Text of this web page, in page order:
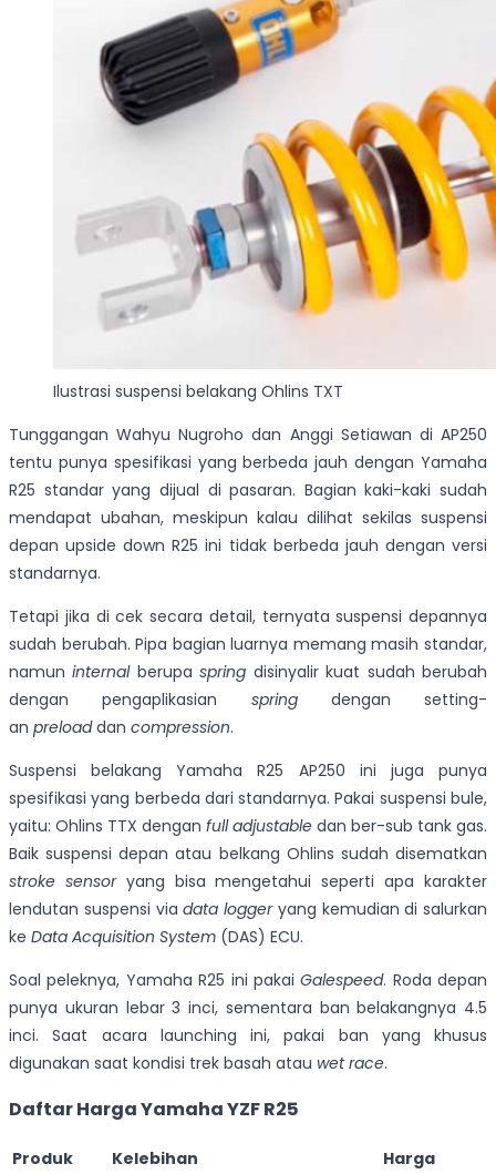
Ilustrasi suspensi belakang Ohlins TXT
Tunggangan Wahyu Nugroho dan Anggi Setiawan di AP250
tentu punya spesifikasi yang berbeda jauh dengan Yamaha
R25 standar yang dijual di pasaran. Bagian kaki-kaki sudah
mendapat ubahan, meskipun kalau dilihat sekilas suspensi
depan upside down R25 ini tidak berbeda jauh dengan versi
standarnya.
Tetapi jika di cek secara detail, ternyata suspensi depannya
sudah berubah. Pipa bagian luarnya memang masih standar,
namuninternalberupaspring disinyalir kuat sudah berubah
dengan pengaplikasian springdengan setting-
an preloaddan compression.
Suspensi belakang Yamaha R25 AP250 ini juga punya
spesifikasi yang berbeda dari standarnya. Pakai suspensi bule,
yaitu: Ohlins TTX dengan full adjustable dan ber-sub tank gas.
Baik suspensi depan atau belkang Ohlins sudah disematkan
stroke sensoryang bisa mengetahui seperti apa karakter
lendutan suspensi viadata loggeryang kemudian di salurkan
ke Data Acquisition System (DAS) ECU.
Soal peleknya, Yamaha R25 ini pakaiGalespeed. Roda depan
punya ukuran lebar 3 inci, sementara ban belakangnya 4.5
inci. Saat acara launching ini, pakai ban yang khusus
digunakan saat kondisi trek basah atau wet race.
Daftar Harga Yamaha YZF R25
Produk Kelebihan
Harga